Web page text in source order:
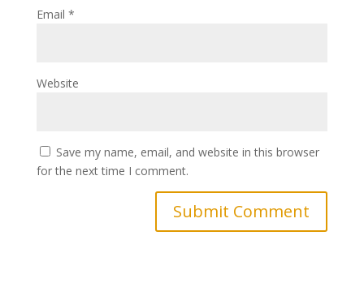
Email *
Website
Save my name, email, and website in this browser
for the next time I comment.